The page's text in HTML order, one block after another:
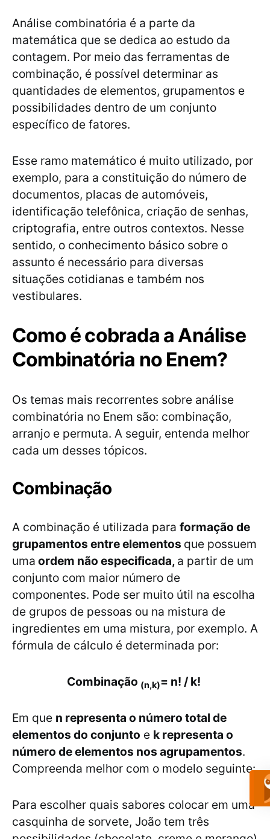
Análise combinatória é a parte da
matemática que se dedica ao estudo da
contagem. Por meio das ferramentas de
combinação, é possível determinar as
quantidades de elementos, grupamentos e
possibilidades dentro de um conjunto
específico de fatores.
Esse ramo matemático é muito utilizado, por
exemplo, para a constituição do número de
documentos, placas de automóveis,
identificação telefônica, criação de senhas,
criptografia, entre outros contextos. Nesse
sentido, o conhecimento básico sobre o
assunto é necessário para diversas
situações cotidianas e também nos
vestibulares.
Como é cobrada a Análise
Combinatória no Enem?
Os temas mais recorrentes sobre análise
combinatória no Enem são: combinação,
arranjo e permuta. A seguir, entenda melhor
cada um desses tópicos.
Combinação
A combinação é utilizada para formação de
grupamentos entre elementos que possuem
uma ordem não especificada, a partir de um
conjunto com maior número de
componentes. Pode ser muito útil na escolha
de grupos de pessoas ou na mistura de
ingredientes em uma mistura, por exemplo. A
fórmula de cálculo é determinada por:
Combinação (n,k)= n! / k!
Em que n representa o número total de
elementos do conjunto e k representa o
número de elementos nos agrupamentos.
Compreenda melhor com o modelo seguinte:
Para escolher quais sabores colocar em uma
casquinha de sorvete, João tem três